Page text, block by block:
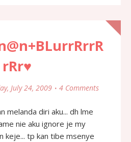
rRr♥
July 24, 2009 4 Comments
melanda diri aku... dh lme
nie aku ignore je my
keje... tp kan tibe msenye